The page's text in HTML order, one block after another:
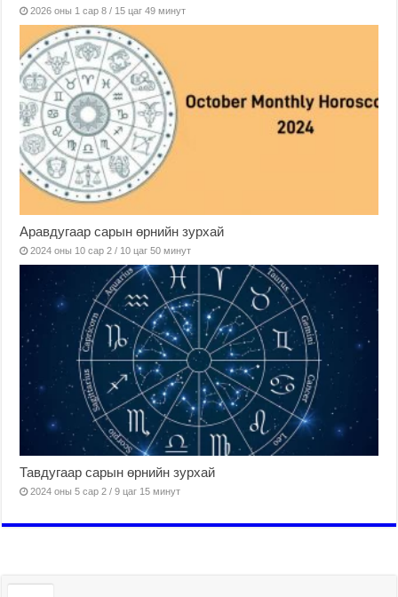
2026 оны 1 сар 8 / 15 цаг 49 минут
Аравдугаар сарын өрнийн зурхай
2024 оны 10 сар 2 / 10 цаг 50 минут
Тавдугаар сарын өрнийн зурхай
2024 оны 5 сар 2 / 9 цаг 15 минут